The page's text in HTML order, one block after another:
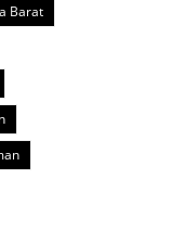
Barat